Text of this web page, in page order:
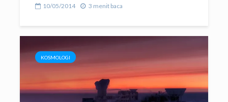
10/05/2014 3 menit baca
KOSMOLOGI